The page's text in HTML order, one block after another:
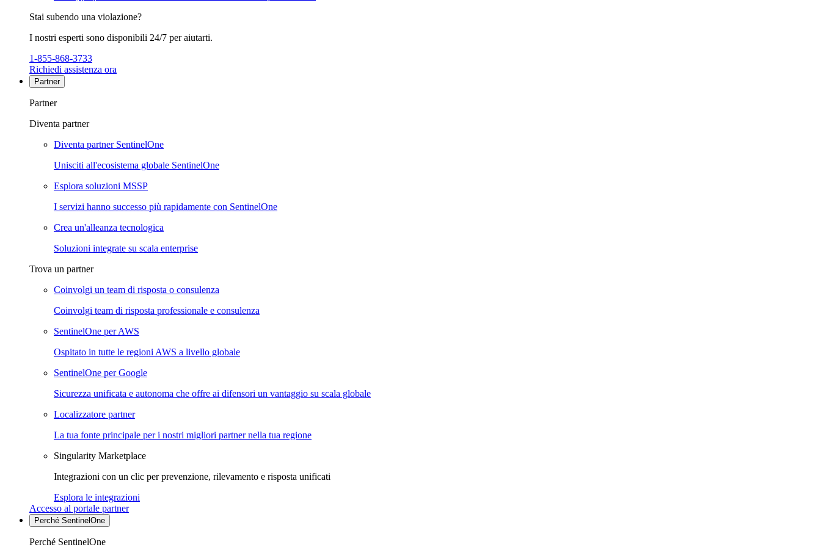
Stai subendo una violazione?
I nostri esperti sono disponibili 24/7 per aiutarti.
1-855-868-3733
Richiedi assistenza ora
Partner
Partner
Diventa partner
Diventa partner SentinelOne
Unisciti all'ecosistema globale SentinelOne
Esplora soluzioni MSSP
I servizi hanno successo più rapidamente con SentinelOne
Crea un'alleanza tecnologica
Soluzioni integrate su scala enterprise
Trova un partner
Coinvolgi un team di risposta o consulenza
Coinvolgi team di risposta professionale e consulenza
SentinelOne per AWS
Ospitato in tutte le regioni AWS a livello globale
SentinelOne per Google
Sicurezza unificata e autonoma che offre ai difensori un vantaggio su scala globale
Localizzatore partner
La tua fonte principale per i nostri migliori partner nella tua regione
Singularity Marketplace
Integrazioni con un clic per prevenzione, rilevamento e risposta unificati
Esplora le integrazioni
Accesso al portale partner
Perché SentinelOne
Perché SentinelOne